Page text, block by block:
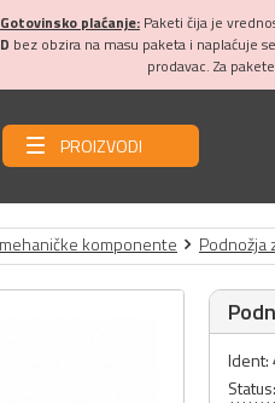
Gotovinsko plaćanje: Paketi čija je
bez obzira na masu paketa i naplaćuje
prodavac. Za
PROIZVODI
komponente Podnožja
Ident: